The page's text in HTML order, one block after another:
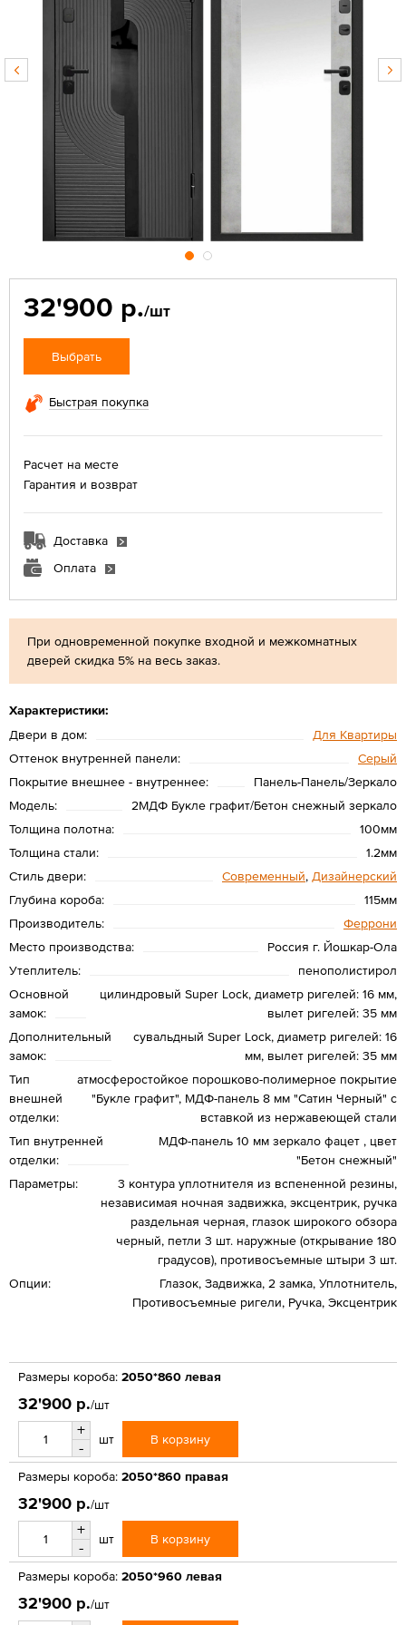
При одновременной покупке входной и межкомнатных
дверей скидка 5% на весь заказ.
Характеристики:
Двери в дом:
Для Квартиры
Оттенок внутренней панели:
Серый
Покрытие внешнее - внутреннее:
Панель-Панель/Зеркало
Модель:
2МДФ Букле графит/Бетон снежный зеркало
Толщина полотна:
100мм
Толщина стали:
1.2мм
Стиль двери:
Современный, Дизайнерский
Глубина короба:
115мм
Производитель:
Феррони
Место производства:
Россия г. Йошкар-Ола
Утеплитель:
пенополистирол
Основной
замок:
цилиндровый Super Lock, диаметр ригелей: 16 мм,
вылет ригелей: 35 мм
Дополнительный
замок:
сувальдный Super Lock, диаметр ригелей: 16
мм, вылет ригелей: 35 мм
Тип
внешней
отделки:
атмосферостойкое порошково-полимерное покрытие
"Букле графит", МДФ-панель 8 мм "Сатин Черный" с
вставкой из нержавеющей стали
Тип внутренней
отделки:
МДФ-панель 10 мм зеркало фацет , цвет
"Бетон снежный"
Параметры:
3 контура уплотнителя из вспененной резины,
независимая ночная задвижка, эксцентрик, ручка
раздельная черная, глазок широкого обзора
черный, петли 3 шт. наружные (открывание 180
градусов), противосъемные штыри 3 шт.
Опции:
Глазок, Задвижка, 2 замка, Уплотнитель,
Противосъемные ригели, Ручка, Эксцентрик
32'900 р./шт
Выбрать
Быстрая покупка
Расчет на месте
Гарантия и возврат
Доставка
Оплата
Размеры короба: 2050*860 левая
32'900 р./шт
+
-
шт В корзину
Размеры короба: 2050*860 правая
32'900 р./шт
+
-
шт В корзину
Размеры короба: 2050*960 левая
32'900 р./шт